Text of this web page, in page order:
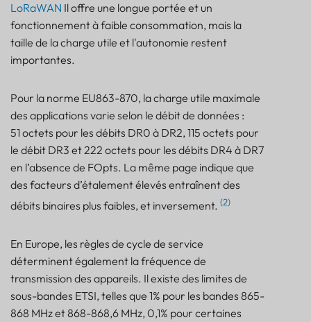
LoRaWAN Il offre une longue portée et un
fonctionnement à faible consommation, mais la
taille de la charge utile et l'autonomie restent
importantes.
Pour la norme EU863-870, la charge utile maximale
des applications varie selon le débit de données :
51 octets pour les débits DR0 à DR2, 115 octets pour
le débit DR3 et 222 octets pour les débits DR4 à DR7
en l’absence de FOpts. La même page indique que
des facteurs d’étalement élevés entraînent des
débits binaires plus faibles, et inversement. (2)
En Europe, les règles de cycle de service
déterminent également la fréquence de
transmission des appareils. Il existe des limites de
sous-bandes ETSI, telles que 1% pour les bandes 865-
868 MHz et 868-868,6 MHz, 0,1% pour certaines